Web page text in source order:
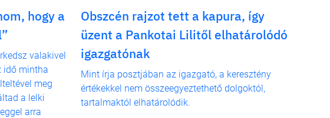
hogy a
valakivel
idő mintha
meg
a lelki
arra
Obszcén rajzot tett a kapura, így
üzent a Pankotai Lilitől elhatárolódó
igazgatónak
Mint írja posztjában az igazgató, a keresztény
értékekkel nem összeegyeztethető dolgoktól,
tartalmaktól elhatárolódik.